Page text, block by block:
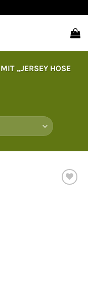
„JERSEY HOSE